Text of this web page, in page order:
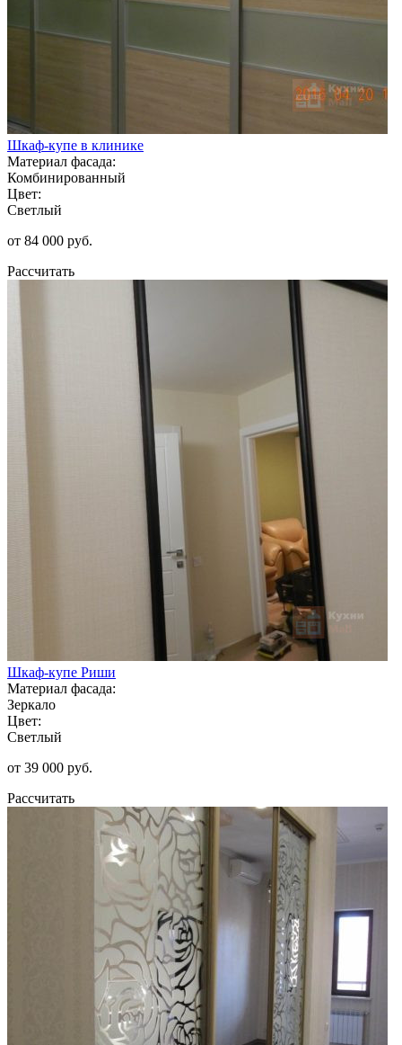
Шкаф-купе в клинике
Материал фасада:
Комбинированный
Цвет:
Светлый
от 84 000 руб.
Рассчитать
Шкаф-купе Риши
Материал фасада:
Зеркало
Цвет:
Светлый
от 39 000 руб.
Рассчитать